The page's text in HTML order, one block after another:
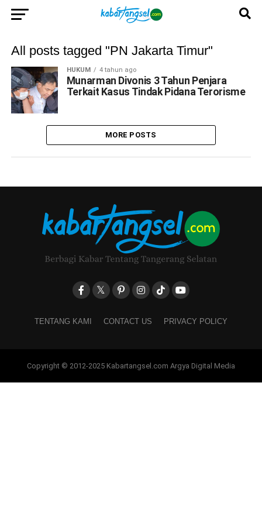
All posts tagged "PN Jakarta Timur"
HUKUM 4 tahun ago
Munarman Divonis 3 Tahun Penjara
Terkait Kasus Tindak Pidana Terorisme
MORE POSTS
TENTANG KAMI CONTACT US PRIVACY POLICY
Copyright © 2012-2025 Kabartangsel.com Argya Digital Media